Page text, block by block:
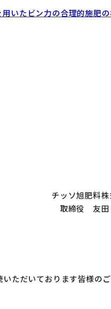
いたビン力の合理的施肥
チッソ旭肥料
取締役 友
ただいております皆様の